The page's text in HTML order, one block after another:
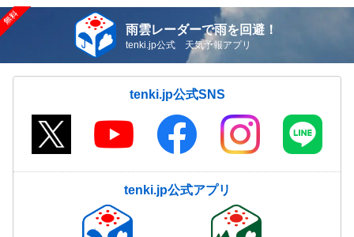
雨雲レーダーで雨を回避！
tenki.jp公式 天気予報アプリ
tenki.jp公式SNS
tenki.jp公式アプリ